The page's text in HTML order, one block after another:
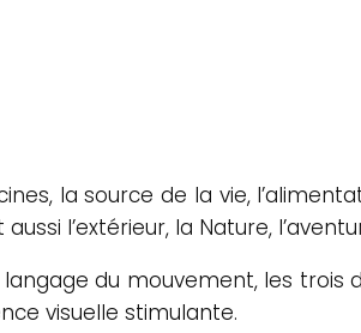
la source de la vie,
l’extérieur, la Nature,
du mouvement, les
visuelle stimulante.